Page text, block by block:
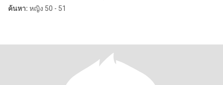
ค้นหา: หญิง 50 - 51